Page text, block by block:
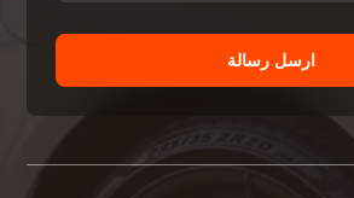
ارسل رسالة